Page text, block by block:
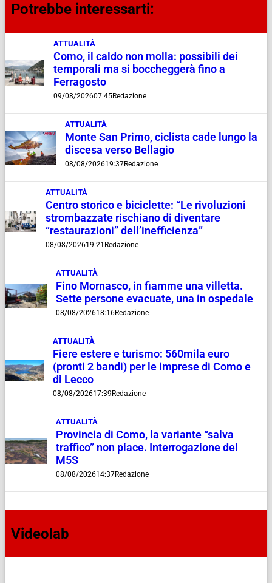
Potrebbe interessarti:
ATTUALITÀ
Como, il caldo non molla: possibili dei
temporali ma si boccheggerà fino a
Ferragosto
09/08/202607:45Redazione
ATTUALITÀ
Monte San Primo, ciclista cade lungo la
discesa verso Bellagio
08/08/202619:37Redazione
ATTUALITÀ
Centro storico e biciclette: “Le rivoluzioni
strombazzate rischiano di diventare
“restaurazioni” dell’inefficienza”
08/08/202619:21 Redazione
ATTUALITÀ
Fino Mornasco, in fiamme una villetta.
Sette persone evacuate, una in ospedale
08/08/202618:16Redazione
ATTUALITÀ
Fiere estere e turismo: 560mila euro
(pronti 2 bandi) per le imprese di Como e
di Lecco
08/08/202617:39 Redazione
ATTUALITÀ
Provincia di Como, la variante “salva
traffico” non piace. Interrogazione del
M5S
08/08/202614:37Redazione
Videolab